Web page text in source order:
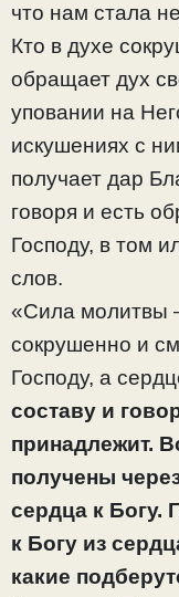
что нам стала
Кто в духе
обращает дух
уповании на
искушениях с
получает дар
говоря и есть
Господу, в том
слов.
«Сила молитвы
сокрушенно и
Господу, а
составу и
принадлежит.
получены
сердца к Богу.
к Богу из
какие